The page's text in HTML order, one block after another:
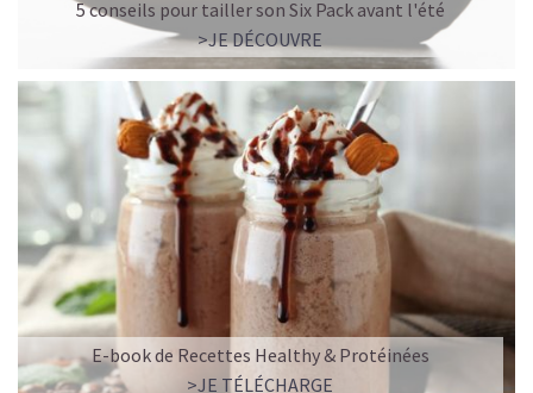
5 conseils pour tailler son Six Pack avant l'été
>JE DÉCOUVRE
E-book de Recettes Healthy & Protéinées
>JE TÉLÉCHARGE